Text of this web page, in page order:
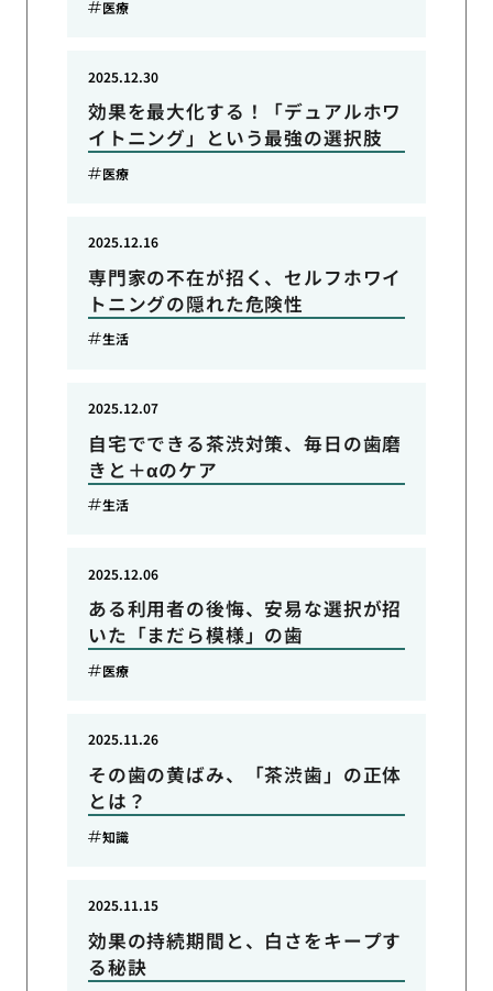
医療
効果を最大化する！「デュアルホワ
イトニング」という最強の選択肢
2025.12.30
医療
専門家の不在が招く、セルフホワイ
トニングの隠れた危険性
2025.12.16
生活
自宅でできる茶渋対策、毎日の歯磨
きと＋αのケア
2025.12.07
生活
ある利用者の後悔、安易な選択が招
いた「まだら模様」の歯
2025.12.06
医療
その歯の黄ばみ、「茶渋歯」の正体
とは？
2025.11.26
知識
効果の持続期間と、白さをキープす
る秘訣
2025.11.15